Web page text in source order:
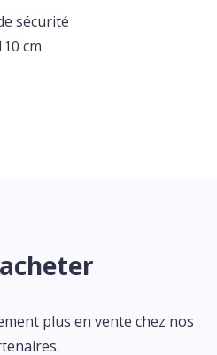
sécurité
cm
plus en vente chez nos